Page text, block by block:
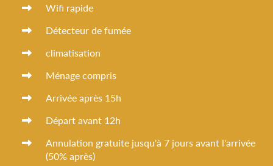
Wifi rapide
Détecteur de fumée
climatisation
Ménage compris
Arrivée après 15h
Départ avant 12h
Annulation gratuite jusqu'à 7 jours avant l'arrivée
(50% après)